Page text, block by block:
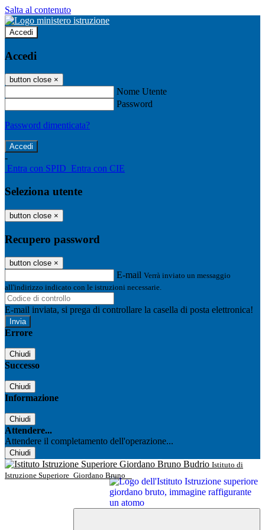
Salta al contenuto
Accedi
Accedi
button close ×
Nome Utente
Password
Password dimenticata?
-
Entra con SPID Entra con CIE
Seleziona utente
button close ×
Recupero password
button close ×
E-mail Verrà inviato un messaggio
all'indirizzo indicato con le istruzioni necessarie.
E-mail inviata, si prega di controllare la casella di posta elettronica!
Errore
Chiudi
Successo
Chiudi
Informazione
Chiudi
Attendere...
Attendere il completamento dell'operazione...
Chiudi
Istituto di
Istruzione Superiore Giordano Bruno